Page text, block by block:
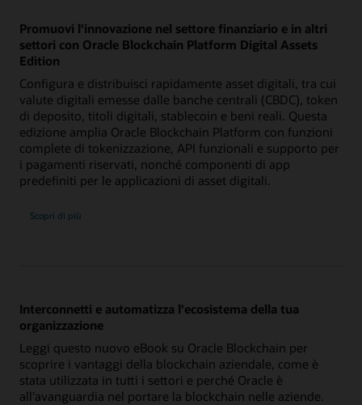
Promuovi l'innovazione nel settore finanziario e in altri
settori con Oracle Blockchain Platform Digital Assets
Edition
Configura e distribuisci rapidamente asset digitali, tra cui
valute digitali emesse dalle banche centrali (CBDC), token
di deposito, titoli digitali, stablecoin e beni reali. Questa
edizione amplia Oracle Blockchain Platform con funzioni
complete di tokenizzazione, API funzionali e supporto per
i pagamenti riservati, nonché componenti di app
predefiniti per le applicazioni di asset digitali.
Scopri di più
Oracle
Interconnetti e automatizza l'ecosistema della tua
organizzazione
Leggi questo nuovo eBook su Oracle Blockchain per
scoprire i vantaggi della blockchain aziendale, come è
stata utilizzata in tutti i settori e perché Oracle è
all'avanguardia nel portare la blockchain nelle aziende.